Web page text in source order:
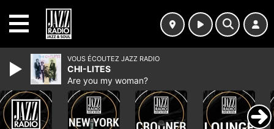
VOUS ÉCOUTEZ JAZZ RADIO
CHI-LITES
Are you my woman?